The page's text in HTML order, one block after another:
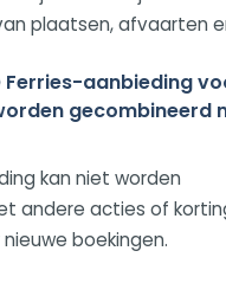
plaatsen, afvaarten
Ferries-aanbieding
gecombineerd
kan niet worden
andere acties of
boekingen.